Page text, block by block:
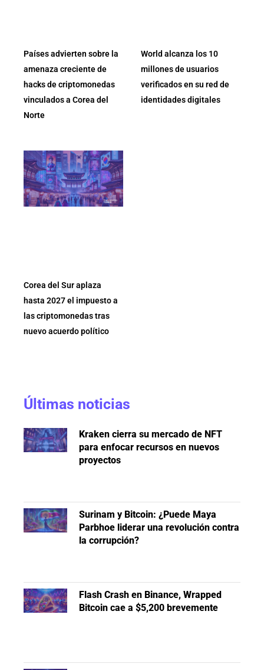
Países advierten sobre la
amenaza creciente de
hacks de criptomonedas
vinculados a Corea del
Norte
World alcanza los 10
millones de usuarios
verificados en su red de
identidades digitales
Corea del Sur aplaza
hasta 2027 el impuesto a
las criptomonedas tras
nuevo acuerdo político
Últimas noticias
Kraken cierra su mercado de NFT
para enfocar recursos en nuevos
proyectos
Surinam y Bitcoin: ¿Puede Maya
Parbhoe liderar una revolución contra
la corrupción?
Flash Crash en Binance, Wrapped
Bitcoin cae a $5,200 brevemente